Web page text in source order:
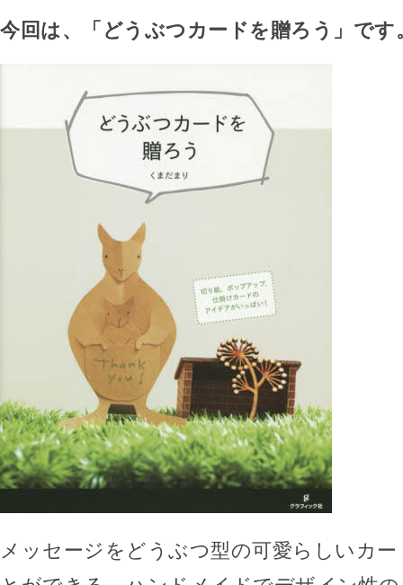
今回は、「どうぶつカードを贈ろう」です
メッセージをどうぶつ型の可愛らしいカ